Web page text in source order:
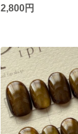
2,800円